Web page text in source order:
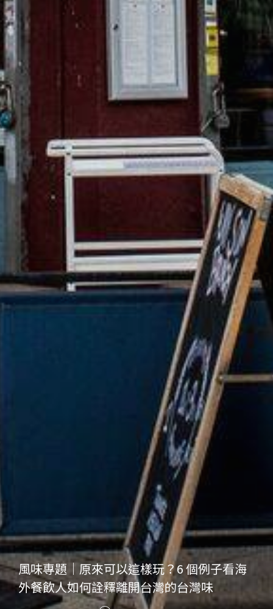
風味專題｜原來可以這樣玩？6 個例子看海
外餐飲人如何詮釋離開台灣的台灣味